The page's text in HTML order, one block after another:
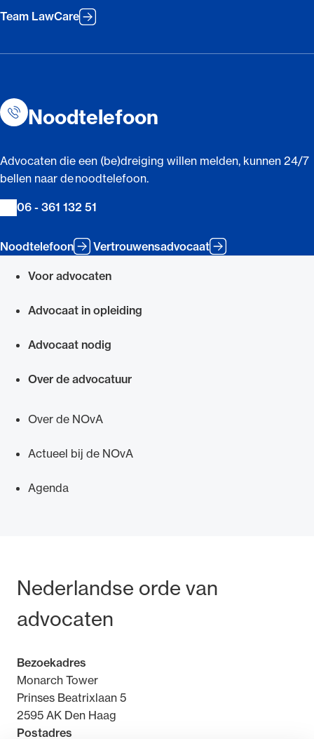
Team LawCare
Noodtelefoon
Advocaten die een (be)dreiging willen melden, kunnen 24/7
bellen naar de noodtelefoon.
06 - 361 132 51
Noodtelefoon Vertrouwensadvocaat
Voor advocaten
Advocaat in opleiding
Advocaat nodig
Over de advocatuur
Over de NOvA
Actueel bij de NOvA
Agenda
Bezoek- en postadres
Nederlandse orde van
advocaten
Bezoekadres
Monarch Tower
Prinses Beatrixlaan 5
2595 AK Den Haag
Postadres